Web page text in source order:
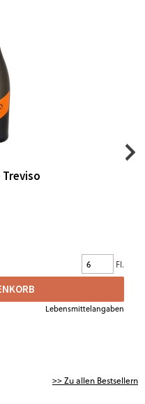
Fl.
Lebensmittelangaben
>> Zu allen Bestsellern